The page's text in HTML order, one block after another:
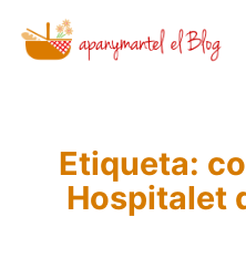
Saltar
Novedades
Apanymantel
Etiqueta:
Hospitalet